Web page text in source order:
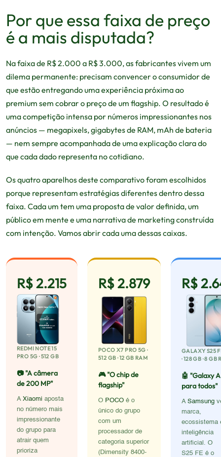
Por que essa faixa de preço
é a mais disputada?
Na faixa de R$ 2.000 a R$ 3.000, as fabricantes vivem um
dilema permanente: precisam convencer o consumidor de
que estão entregando uma experiência próxima ao
premium sem cobrar o preço de um flagship. O resultado é
uma competição intensa por números impressionantes nos
anúncios — megapixels, gigabytes de RAM, mAh de bateria
— nem sempre acompanhada de uma explicação clara do
que cada dado representa no cotidiano.
Os quatro aparelhos deste comparativo foram escolhidos
porque representam estratégias diferentes dentro dessa
faixa. Cada um tem uma proposta de valor definida, um
público em mente e uma narrativa de marketing construída
com intenção. Vamos abrir cada uma dessas caixas.
R$ 2.215
REDMI NOTE 15
PRO 5G · 512 GB
📷 "A câmera
de 200 MP"
A Xiaomi aposta
no número mais
impressionante
do grupo para
atrair quem
prioriza
R$ 2.879
POCO X7 PRO 5G ·
512 GB · 12 GB RAM
🎮 "O chip de
flagship"
O POCO é o
único do grupo
com um
processador de
categoria superior
(Dimensity 8400-
R$
GALAXY S25
· 128 GB · 8 GB
🤖 "Galaxy
para todos"
A Samsung
marca,
ecossistema
inteligência
artificial. O
S25 FE é o